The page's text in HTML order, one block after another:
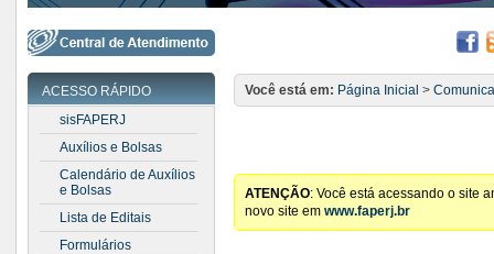
ACESSO RÁPIDO
sisFAPERJ
Auxílios e Bolsas
Calendário de Auxílios
e Bolsas
Lista de Editais
Formulários
Você está em: Página Inicial >
ATENÇÃO: Você está acessando o site
novo site em www.faperj.br